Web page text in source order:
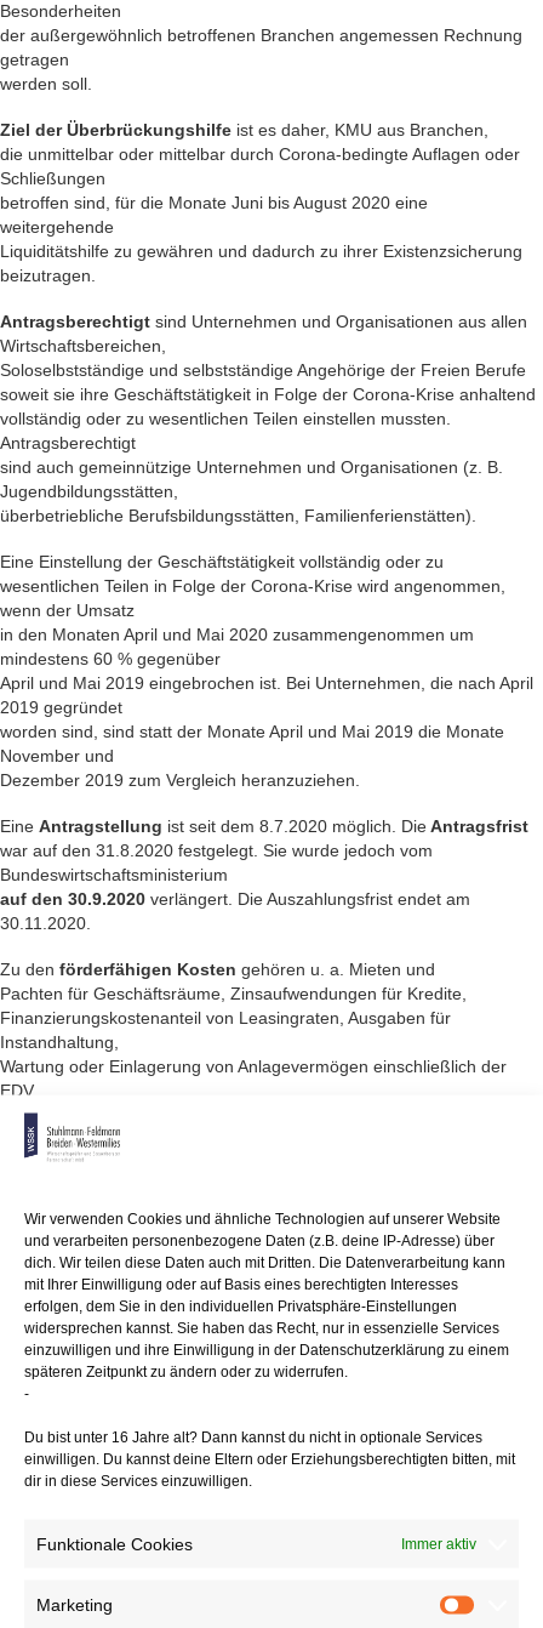
Wir verwenden Cookies und ähnliche Technologien auf unserer Website
und verarbeiten personenbezogene Daten (z.B. deine IP-Adresse) über
dich. Wir teilen diese Daten auch mit Dritten. Die Datenverarbeitung kann
mit Ihrer Einwilligung oder auf Basis eines berechtigten Interesses
erfolgen, dem Sie in den individuellen Privatsphäre-Einstellungen
widersprechen kannst. Sie haben das Recht, nur in essenzielle Services
einzuwilligen und ihre Einwilligung in der Datenschutzerklärung zu einem
späteren Zeitpunkt zu ändern oder zu widerrufen.
-
Du bist unter 16 Jahre alt? Dann kannst du nicht in optionale Services
einwilligen. Du kannst deine Eltern oder Erziehungsberechtigten bitten, mit
dir in diese Services einzuwilligen.
Funktionale Cookies Immer aktiv
Marketing
Besonderheiten
der außergewöhnlich betroffenen Branchen angemessen Rechnung
getragen
werden soll.
Ziel der Überbrückungshilfe ist es daher, KMU aus Branchen,
die unmittelbar oder mittelbar durch Corona-bedingte Auflagen oder
Schließungen
betroffen sind, für die Monate Juni bis August 2020 eine
weitergehende
Liquiditätshilfe zu gewähren und dadurch zu ihrer Existenzsicherung
beizutragen.
Antragsberechtigt sind Unternehmen und Organisationen aus allen
Wirtschaftsbereichen,
Soloselbstständige und selbstständige Angehörige der Freien Berufe
soweit sie ihre Geschäftstätigkeit in Folge der Corona-Krise anhaltend
vollständig oder zu wesentlichen Teilen einstellen mussten.
Antragsberechtigt
sind auch gemeinnützige Unternehmen und Organisationen (z. B.
Jugendbildungsstätten,
überbetriebliche Berufsbildungsstätten, Familienferienstätten).
Eine Einstellung der Geschäftstätigkeit vollständig oder zu
wesentlichen Teilen in Folge der Corona-Krise wird angenommen,
wenn der Umsatz
in den Monaten April und Mai 2020 zusammengenommen um
mindestens 60 % gegenüber
April und Mai 2019 eingebrochen ist. Bei Unternehmen, die nach April
2019 gegründet
worden sind, sind statt der Monate April und Mai 2019 die Monate
November und
Dezember 2019 zum Vergleich heranzuziehen.
Eine Antragstellung ist seit dem 8.7.2020 möglich. DieAntragsfrist
war auf den 31.8.2020 festgelegt. Sie wurde jedoch vom
Bundeswirtschaftsministerium
auf den 30.9.2020 verlängert. Die Auszahlungsfrist endet am
30.11.2020.
Zu den förderfähigen Kosten gehören u. a. Mieten und
Pachten für Geschäftsräume, Zinsaufwendungen für Kredite,
Finanzierungskostenanteil von Leasingraten, Ausgaben für
Instandhaltung,
Wartung oder Einlagerung von Anlagevermögen einschließlich der
EDV,
Kosten für Strom, Wasser, Heizung, Reinigung und
Hygienemaßnahmen,
Versicherungen, Steuerberaterkosten, die im Rahmen der
anfallen. Personalaufwendungen im Förderzeitraum, die nicht von
Kurzarbeitergeld
erfasst sind, werden pauschal gefördert. Die Fixkosten müssen vor
dem 1.3.2020 begründet worden sein. Lebenshaltungskosten,
Mietkosten für
Privaträume oder ein Unternehmerlohn sind nicht förderfähig.
Förderhöhe: Die Überbrückungshilfe erstattet einen Anteil
80 % der Fixkosten bei mehr als 70 % Umsatzeinbruch,
50 % der Fixkosten bei Umsatzeinbruch zwischen 50 % und 70 %
Liegt der Umsatz im Fördermonat bei wenigstens 60 % des Umsatzes